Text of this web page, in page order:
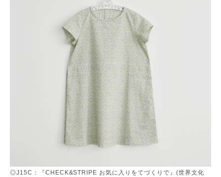
◎J15C：『CHECK&STRIPE お気に入りをてづくりで』(世界文化